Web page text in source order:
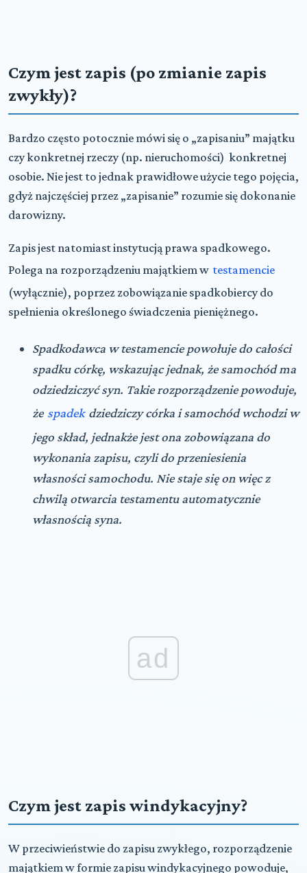
Czym jest zapis (po zmianie zapis
zwykły)?
Bardzo często potocznie mówi się o „zapisaniu” majątku
czy konkretnej rzeczy (np. nieruchomości) konkretnej
osobie. Nie jest to jednak prawidłowe użycie tego pojęcia,
gdyż najczęściej przez „zapisanie” rozumie się dokonanie
darowizny.
Zapis jest natomiast instytucją prawa spadkowego.
Polega na rozporządzeniu majątkiem w testamencie
(wyłącznie), poprzez zobowiązanie spadkobiercy do
spełnienia określonego świadczenia pieniężnego.
Spadkodawca w testamencie powołuje do całości
spadku córkę, wskazując jednak, że samochód ma
odziedziczyć syn. Takie rozporządzenie powoduje,
że spadek dziedziczy córka i samochód wchodzi w
jego skład, jednakże jest ona zobowiązana do
wykonania zapisu, czyli do przeniesienia
własności samochodu. Nie staje się on więc z
chwilą otwarcia testamentu automatycznie
własnością syna.
ad
Czym jest zapis windykacyjny?
W przeciwieństwie do zapisu zwykłego, rozporządzenie
majątkiem w formie zapisu windykacyjnego powoduje,